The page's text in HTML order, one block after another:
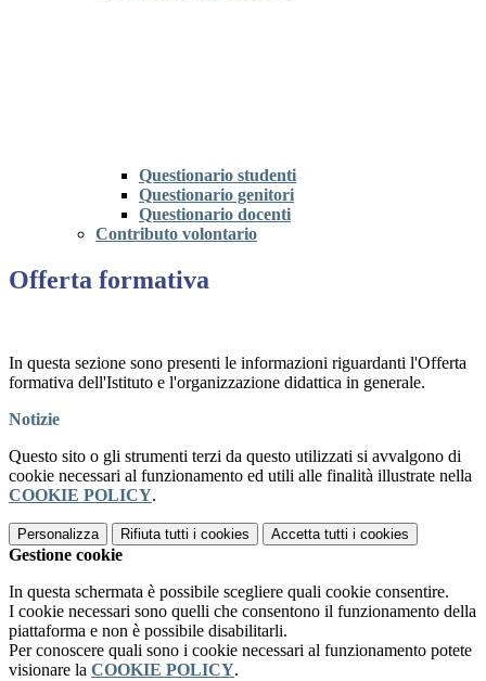
Questionario studenti
Questionario genitori
Questionario docenti
Contributo volontario
Offerta formativa
In questa sezione sono presenti le informazioni riguardanti l'Offerta
formativa dell'Istituto e l'organizzazione didattica in generale.
Notizie
Questo sito o gli strumenti terzi da questo utilizzati si avvalgono di
cookie necessari al funzionamento ed utili alle finalità illustrate nella
COOKIE POLICY.
Personalizza Rifiuta tutti i cookies Accetta tutti i cookies
Gestione cookie
In questa schermata è possibile scegliere quali cookie consentire.
I cookie necessari sono quelli che consentono il funzionamento della
piattaforma e non è possibile disabilitarli.
Per conoscere quali sono i cookie necessari al funzionamento potete
visionare la COOKIE POLICY.